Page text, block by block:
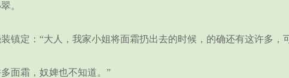
。
定：“大人，我家小姐将面霜扔出去的时候，的确还有这许多，
霜，奴婢也不知道。”